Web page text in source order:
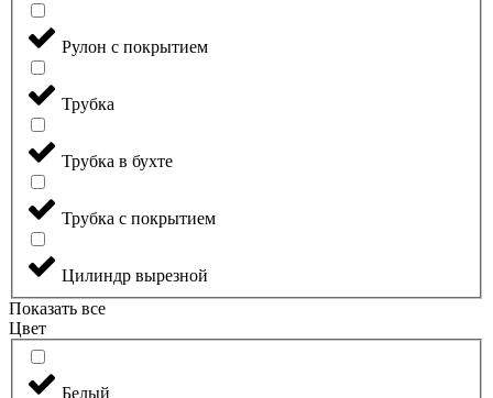
Рулон с покрытием
Трубка
Трубка в бухте
Трубка с покрытием
Цилиндр вырезной
Показать все
Цвет
Белый